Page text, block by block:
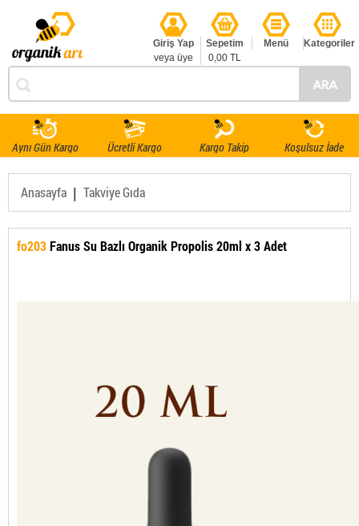
Giriş Yap
veya üye
Sepetim
0,00 TL
Menü Kategoriler
Aynı Gün Kargo Ücretli Kargo Kargo Takip Koşulsuz İade
Anasayfa | Takviye Gıda
fo203Fanus Su Bazlı Organik Propolis 20ml x 3 Adet